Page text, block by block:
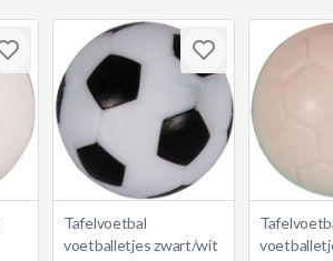
Tafelvoetbal
voetballetjes zwart/wit